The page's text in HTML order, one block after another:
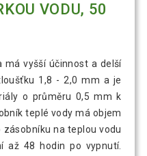
VODU, 50
má vyšší účinnost a delší
1,8 - 2,0 mm a je
o průměru 0,5 mm k
teplé vody má objem
na teplou vodu
až 48 hodin po vypnutí.